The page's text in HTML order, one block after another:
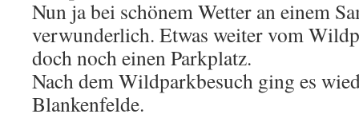
Nun ja bei schönem Wetter an einem
verwunderlich. Etwas weiter vom
doch noch einen Parkplatz.
Nach dem Wildparkbesuch ging es
Blankenfelde.